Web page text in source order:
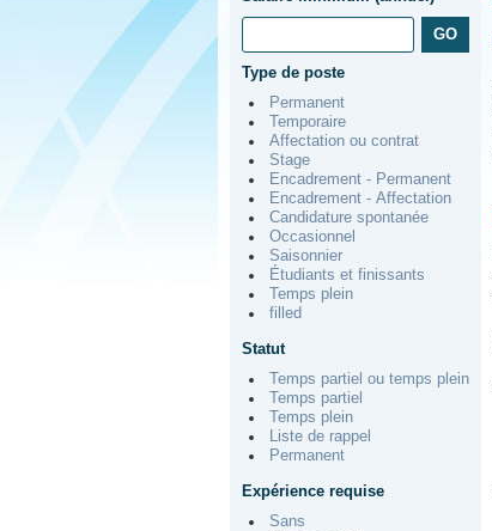
Type de poste
Permanent
Temporaire
Affectation ou contrat
Stage
Encadrement - Permanent
Encadrement - Affectation
Candidature spontanée
Occasionnel
Saisonnier
Étudiants et finissants
Temps plein
filled
Statut
Temps partiel ou temps plein
Temps partiel
Temps plein
Liste de rappel
Permanent
Expérience requise
Sans